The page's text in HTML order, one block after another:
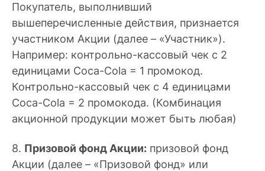
Покупатель, выполнивший
вышеперечисленные действия, признается
участником Акции (далее – «Участник»).
Например: контрольно-кассовый чек с 2
единицами Coca-Cola = 1 промокод.
Контрольно-кассовый чек с 4 единицами
Coca-Cola = 2 промокода. (Комбинация
акционной продукции может быть любая)
8. Призовой фонд Акции: призовой фонд
Акции (далее – «Призовой фонд» или